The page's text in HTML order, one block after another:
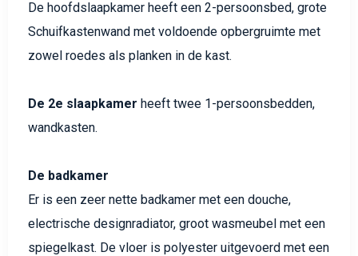
De hoofdslaapkamer heeft een 2-persoonsbed, grote
Schuifkastenwand met voldoende opbergruimte met
zowel roedes als planken in de kast.
De 2e slaapkamer heeft twee 1-persoonsbedden,
wandkasten.
De badkamer
Er is een zeer nette badkamer met een douche,
electrische designradiator, groot wasmeubel met een
spiegelkast. De vloer is polyester uitgevoerd met een